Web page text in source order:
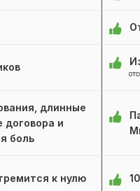
длинные
договора и
боль
к нулю